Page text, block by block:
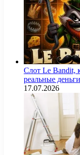
Слот Le Bandit,
реальные деньги
17.07.2026